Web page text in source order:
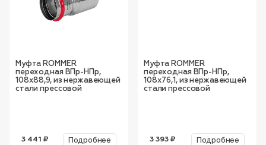
Муфта ROMMER
переходная ВПр-НПр,
108х88,9, из нержавеющей
стали прессовой
3 441 ₽ Подробнее
Муфта ROMMER
переходная ВПр-НПр,
108х76,1, из нержавеющей
стали прессовой
3 393 ₽ Подробнее